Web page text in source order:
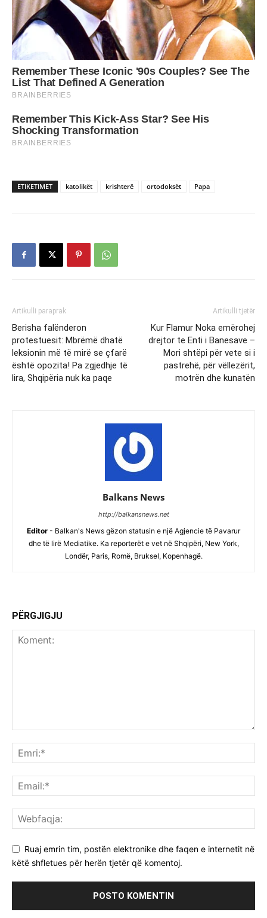
ETIKETIMET katolikët krishterë ortodoksët Papa
Artikulli paraprak
Berisha falënderon
protestuesit: Mbrëmë dhatë
leksionin më të mirë se çfarë
është opozita! Pa zgjedhje të
lira, Shqipëria nuk ka paqe
Artikulli tjetër
Kur Flamur Noka emërohej
drejtor te Enti i Banesave –
Mori shtëpi për vete si i
pastrehë, për vëllezërit,
motrën dhe kunatën
Balkans News
http://balkansnews.net
Editor - Balkan's News gëzon statusin e një Agjencie të Pavarur
dhe të lirë Mediatike. Ka reporterët e vet në Shqipëri, New York,
Londër, Paris, Romë, Bruksel, Kopenhagë.
PËRGJIGJU
Ruaj emrin tim, postën elektronike dhe faqen e internetit në
këtë shfletues për herën tjetër që komentoj.